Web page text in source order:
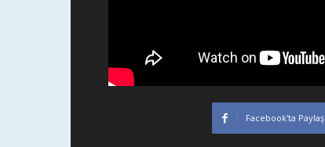
Facebook'ta Paylaş